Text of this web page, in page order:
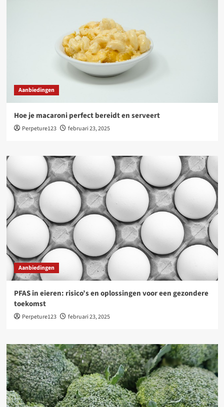
Aanbiedingen
Hoe je macaroni perfect bereidt en serveert
Perpeture123 februari 23, 2025
Aanbiedingen
PFAS in eieren: risico’s en oplossingen voor een gezondere
toekomst
Perpeture123 februari 23, 2025